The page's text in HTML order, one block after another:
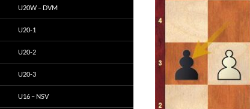
U20W – DVM
U20-1
U20-2
U20-3
U16 – NSV